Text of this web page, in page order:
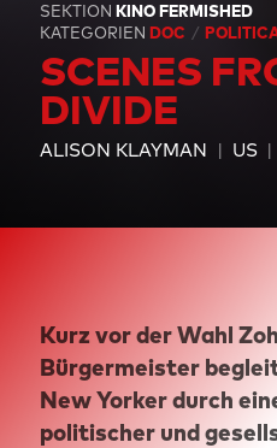
SEKTION KINO FERMISHED
KATEGORIEN DOC
SCENES
DIVIDE
ALISON KLAYMAN US
Kurz vor der Wahl
Bürgermeister
New Yorker durch
politischer und